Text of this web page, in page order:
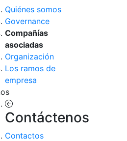
Quiénes somos
Governance
Compañías
asociadas
Organización
Los ramos de
empresa
Contáctenos
Contactos